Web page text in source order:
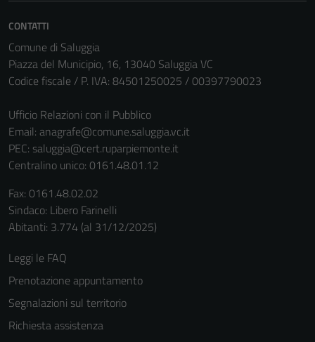
CONTATTI
Comune di Saluggia
Piazza del Municipio, 16, 13040 Saluggia VC
Codice fiscale / P. IVA: 84501250025 / 00397790023
Ufficio Relazioni con il Pubblico
Email: anagrafe@comune.saluggia.vc.it
PEC: saluggia@cert.ruparpiemonte.it
Centralino unico: 0161.48.01.12
Fax: 0161.48.02.02
Sindaco: Libero Farinelli
Abitanti: 3.774 (al 31/12/2025)
Leggi le FAQ
Prenotazione appuntamento
Segnalazioni sul territorio
Richiesta assistenza
informazioni
personali.